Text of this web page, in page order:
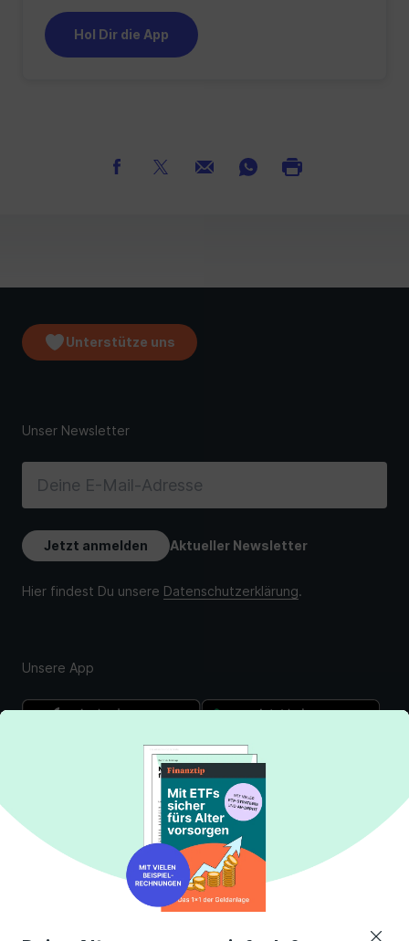
Hol Dir die App
Unterstütze uns
Unsere App